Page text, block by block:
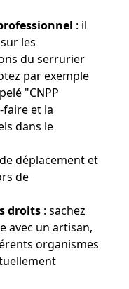
: il
les
du serrurier
par exemple
"CNPP
et la
dans le
déplacement et
de
droits : sachez
avec un artisan,
organismes